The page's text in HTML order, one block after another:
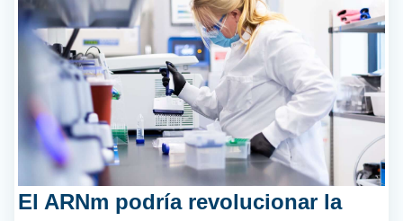
El ARNm podría revolucionar la